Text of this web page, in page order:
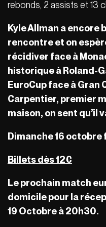
rebonds, 2 assists et 13
Kyle Allman a encore
rencontre et on
récidiver face à
historique à Roland-
EuroCup face à Gran
Carpentier, premier
maison, on sent qu’il
Dimanche 16 octobre
Billets dès 12€
Le prochain match
domicile pour la
19 Octobre à 20h30.